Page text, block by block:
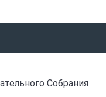
Собрания